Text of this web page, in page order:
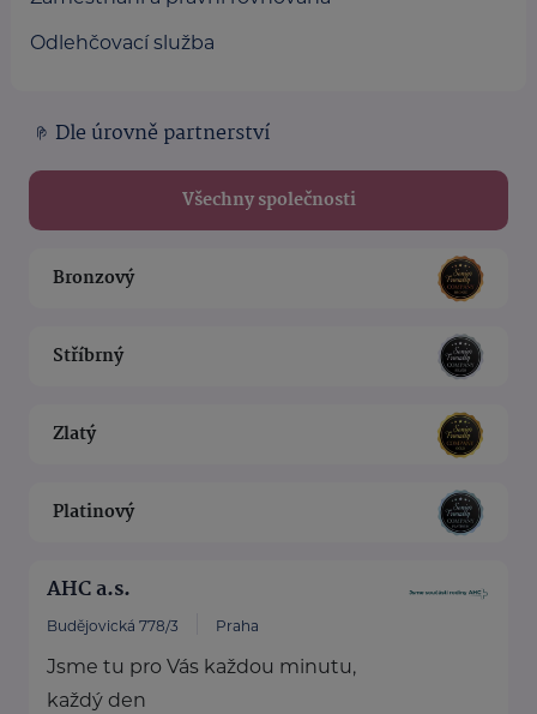
Odlehčovací služba
Dle úrovně partnerství
Všechny společnosti
Bronzový
Stříbrný
Zlatý
Platinový
AHC a.s.
Budějovická 778/3 Praha
Jsme tu pro Vás každou minutu,
každý den